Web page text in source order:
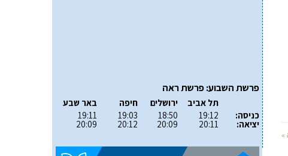
»
פרשת השבוע: פרשת ראה
כניסה:
יציאה:
תל אביב
19:12
20:11
ירושלים
18:50
20:09
חיפה
19:03
20:12
באר שבע
19:11
20:09